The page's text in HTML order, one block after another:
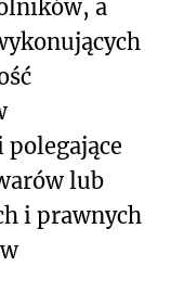
a
polegające
lub
i prawnych